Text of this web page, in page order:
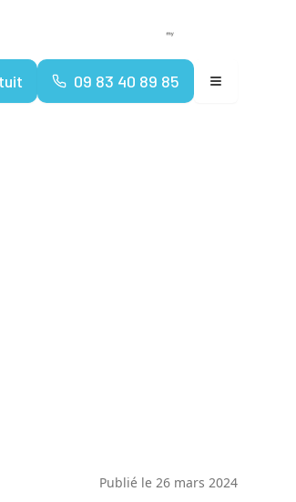
09 83 40 89 85
Publié le 26 mars 2024